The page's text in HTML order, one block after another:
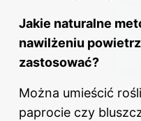
Jakie naturalne
nawilżeniu
zastosować?
Można umieścić
paprocie czy